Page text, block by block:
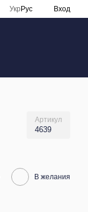
Укр Рус Вход
Артикул
4639
В желания